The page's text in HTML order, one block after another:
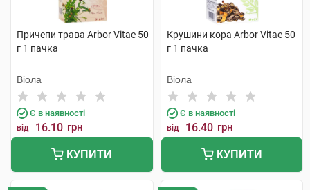
Причепи трава Arbor Vitae 50
г 1 пачка
Віола
Є в наявності
від 16.10 грн
КУПИТИ
Крушини кора Arbor Vitae 50
г 1 пачка
Віола
Є в наявності
від 16.40 грн
КУПИТИ